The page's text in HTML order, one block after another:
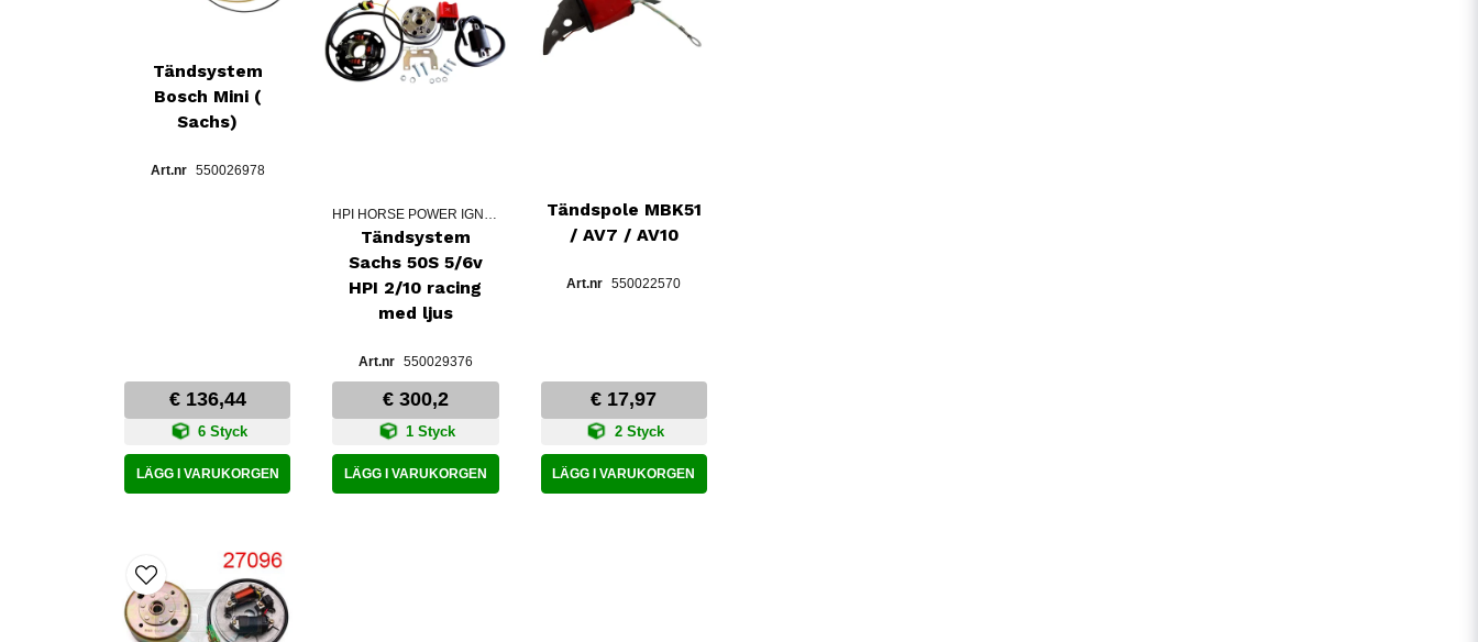
Tändsystem
Bosch Mini (
Sachs)
550026978
€ 136,44
6 Styck
LÄGG I VARUKORGEN
Tändsystem
Sachs 50S 5/6v
HPI 2/10 racing
med ljus
550029376
€ 300,2
1 Styck
LÄGG I VARUKORGEN
Tändspole MBK51
/ AV7 / AV10
550022570
€ 17,97
2 Styck
LÄGG I VARUKORGEN